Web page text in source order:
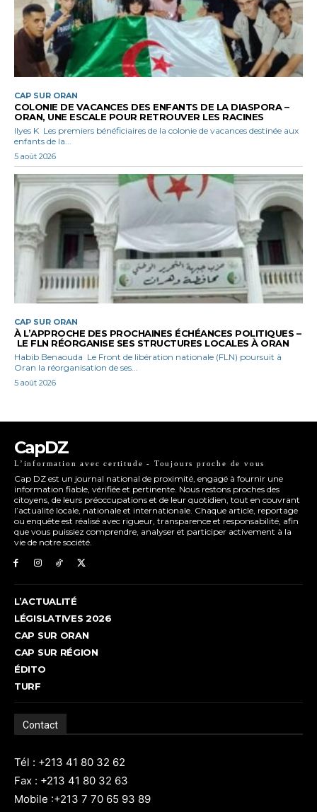
CAP SUR ORAN
COLONIE DE VACANCES DES ENFANTS DE LA DIASPORA –
ORAN, UNE ESCALE POUR RETROUVER LES RACINES
Ilyes K Les premiers bénéficiaires de la colonie de vacances destinée aux
enfants de la...
5 août 2026
CAP SUR ORAN
À L’APPROCHE DES PROCHAINES ÉCHÉANCES POLITIQUES –
LE FLN RÉORGANISE SES STRUCTURES LOCALES À ORAN
Habib Benaouda Le Front de libération nationale (FLN) poursuit à
Oran la réorganisation de ses...
5 août 2026
CapDZ
L’information avec certitude - Toujours proche de vous
Cap DZ est un journal national de proximité, engagé à fournir une
information fiable, vérifiée et pertinente. Nous restons proches des
citoyens, de leurs préoccupations et de leur quotidien, tout en couvrant
l’actualité locale, nationale et internationale. Chaque article, reportage
ou enquête est réalisé avec rigueur, transparence et responsabilité, afin
que vous puissiez comprendre, analyser et participer activement à la
vie de notre société.
L’ACTUALITÉ
LÉGISLATIVES 2026
CAP SUR ORAN
CAP SUR RÉGION
ÉDITO
TURF
Contact
Tél : +213 41 80 32 62
Fax : +213 41 80 32 63
Mobile :+213 7 70 65 93 89